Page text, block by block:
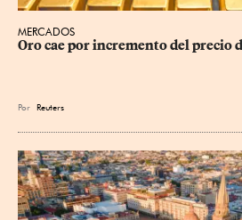
MERCADOS
Oro cae por incremento del precio
Por Reuters